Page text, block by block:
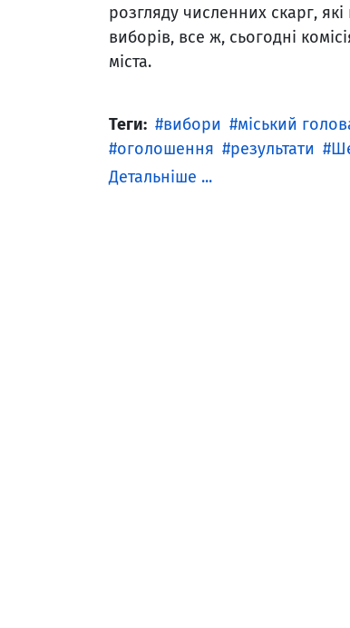
розгляду численних скарг,
виборів, все ж, сьогодні
міста.
Теги: вибори міський
оголошення
результати
Детальніше ...